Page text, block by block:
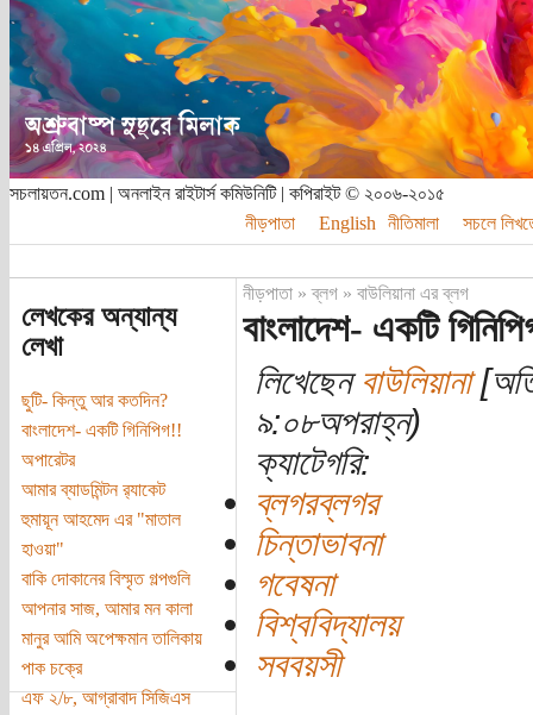
সচলায়তন.com | অনলাইন রাইটার্স কমিউনিটি | কপিরাইট © ২০০৬-২০১৫
নীড়পাতা
English নীতিমালা সচলে
লেখকের অন্যান্য
লেখা
ছুটি- কিন্তু আর কতদিন?
বাংলাদেশ- একটি গিনিপিগ!!
অপারেটর
আমার ব্যাডমিন্টন র‌্যাকেট
হুমায়ূন আহমেদ এর "মাতাল
হাওয়া"
বাকি দোকানের বিস্মৃত গল্পগুলি
আপনার সাজ, আমার মন কালা
মানুর আমি অপেক্ষমান তালিকায়
পাক চক্রে
এফ ২/৮, আগ্রাবাদ সিজিএস
নীড়পাতা»ব্লগ» বাউলিয়ানা এর ব্লগ
বাংলাদেশ- একটি
লিখেছেনবাউলিয়ানা
৯:০৮অপরাহ্ন)
ক্যাটেগরি:
ব্লগরব্লগর
চিন্তাভাবনা
গবেষনা
বিশ্ববিদ্যালয়
সববয়সী